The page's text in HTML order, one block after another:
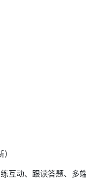
互动、跟读答题、多